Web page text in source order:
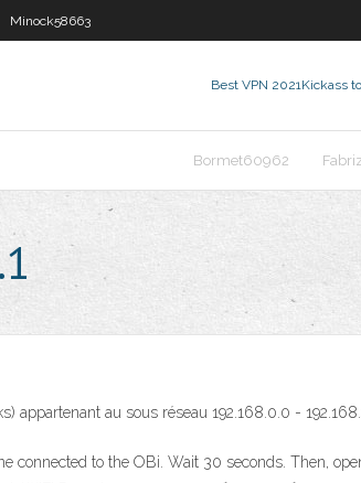
Minock58663
Best VPN 2021Kickass
Bormet60962
appartenant au sous réseau 192.168.0.0 -
connected to the OBi. Wait 30 seconds. Then,